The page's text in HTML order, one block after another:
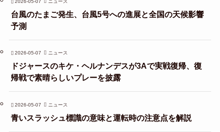
2026-05-07 ニュース
台風のたまご発生、台風5号への進展と全国の天候影響
予測
2026-05-07 ニュース
ドジャースのキケ・ヘルナンデスが3Aで実戦復帰、復
帰戦で素晴らしいプレーを披露
2026-05-07 ニュース
青いスラッシュ標識の意味と運転時の注意点を解説